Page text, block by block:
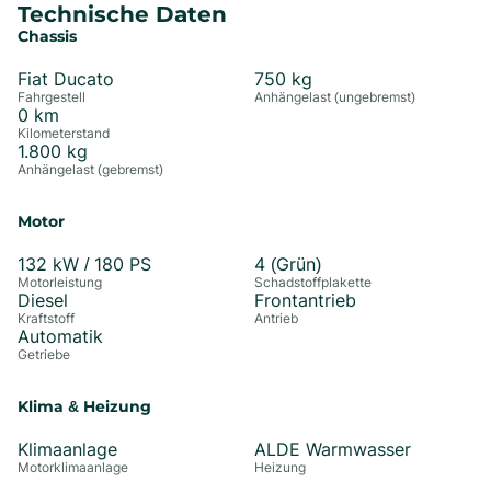
Technische Daten
Chassis
Fiat Ducato
Fahrgestell
0 km
Kilometerstand
1.800 kg
Anhängelast (gebremst)
750 kg
Anhängelast (ungebremst)
Motor
132 kW / 180 PS
Motorleistung
Diesel
Kraftstoff
Automatik
Getriebe
4 (Grün)
Schadstoffplakette
Frontantrieb
Antrieb
Klima & Heizung
Klimaanlage
Motorklimaanlage
ALDE Warmwasser
Heizung